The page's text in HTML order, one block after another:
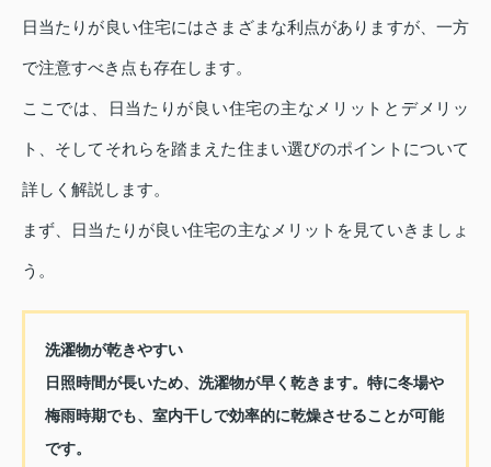
日当たりが良い住宅にはさまざまな利点がありますが、一方
で注意すべき点も存在します。
ここでは、日当たりが良い住宅の主なメリットとデメリッ
ト、そしてそれらを踏まえた住まい選びのポイントについて
詳しく解説します。
まず、日当たりが良い住宅の主なメリットを見ていきましょ
う。
洗濯物が乾きやすい
日照時間が長いため、洗濯物が早く乾きます。特に冬場や
梅雨時期でも、室内干しで効率的に乾燥させることが可能
です。